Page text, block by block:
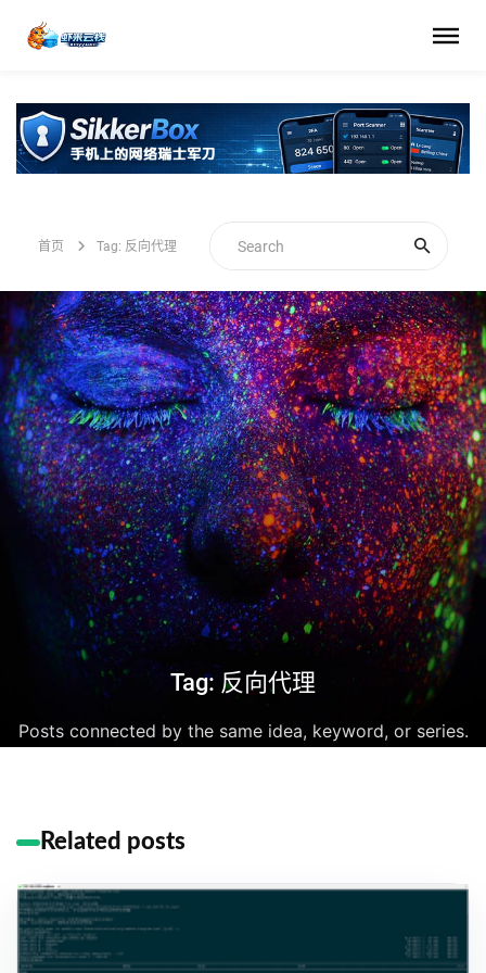
首页 Tag: 反向代理
Tag: 反向代理
Posts connected by the same idea, keyword, or series.
Related posts